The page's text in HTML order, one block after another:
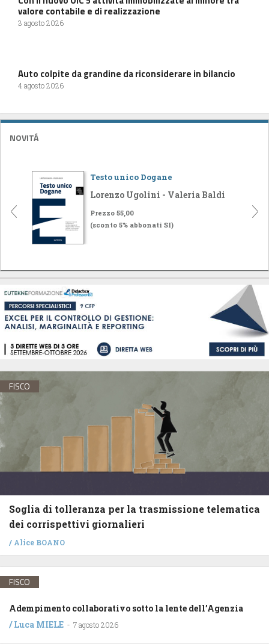
valore contabile e di realizzazione
3 agosto 2026
Auto colpite da grandine da riconsiderare in bilancio
4 agosto 2026
NOVITÁ
Testo unico Dogane
Lorenzo Ugolini - Valeria Baldi
Prezzo 55,00
(sconto 5% abbonati SI)
FISCO
Soglia di tolleranza per la trasmissione telematica
dei corrispettivi giornalieri
/ Alice BOANO
FISCO
Adempimento collaborativo sotto la lente dell’Agenzia
/Luca MIELE - 7 agosto 2026